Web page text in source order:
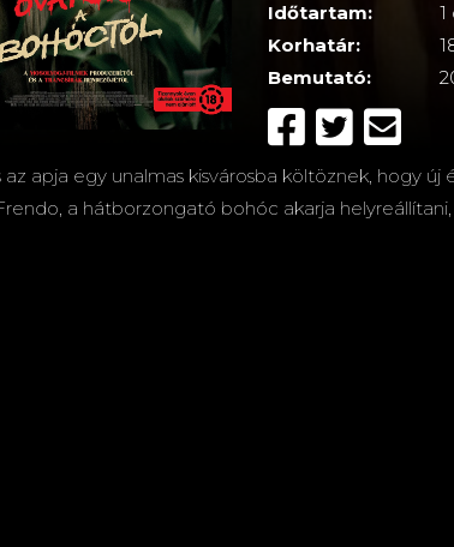
Időtartam:
1
Korhatár:
Bemutató:
az apja egy unalmas kisvárosba költöznek, hogy
a hátborzongató bohóc akarja